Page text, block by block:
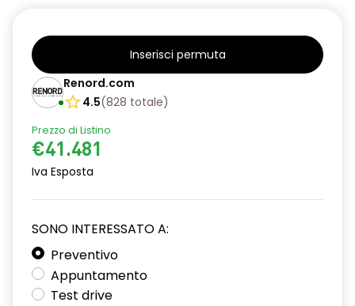
Inserisci permuta
Renord.com
4.5(828 totale)
Prezzo di Listino
€41.481
Iva Esposta
SONO INTERESSATO A:
Preventivo
Appuntamento
Test drive